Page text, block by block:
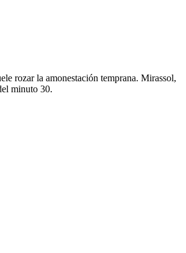
rozar la amonestación temprana. Mirassol,
minuto 30.